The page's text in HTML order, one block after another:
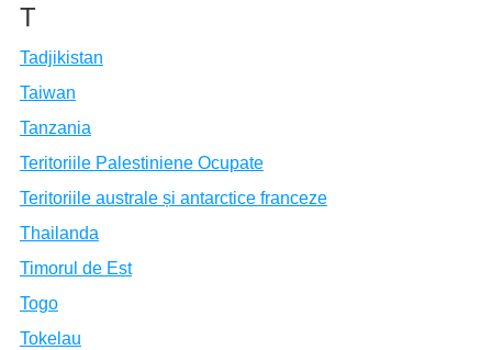
T
Tadjikistan
Taiwan
Tanzania
Teritoriile Palestiniene Ocupate
Teritoriile australe și antarctice franceze
Thailanda
Timorul de Est
Togo
Tokelau